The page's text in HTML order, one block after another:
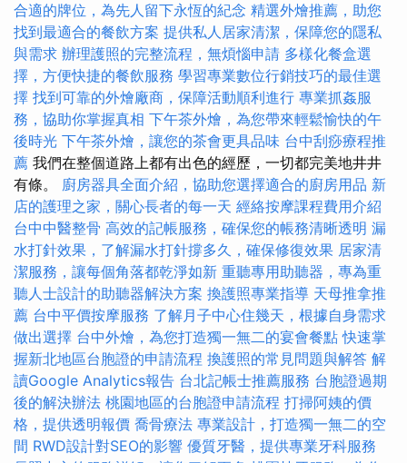
合適的牌位，為先人留下永恆的紀念 精選外燴推薦，助您
找到最適合的餐飲方案 提供私人居家清潔，保障您的隱私
與需求 辦理護照的完整流程，無煩惱申請 多樣化餐盒選
擇，方便快捷的餐飲服務 學習專業數位行銷技巧的最佳選
擇 找到可靠的外燴廠商，保障活動順利進行 專業抓姦服
務，協助你掌握真相 下午茶外燴，為您帶來輕鬆愉快的午
後時光 下午茶外燴，讓您的茶會更具品味 台中刮痧療程推
薦 我們在整個道路上都有出色的經歷，一切都完美地井井
有條。 廚房器具全面介紹，協助您選擇適合的廚房用品 新
店的護理之家，關心長者的每一天 經絡按摩課程費用介紹
台中中醫整骨 高效的記帳服務，確保您的帳務清晰透明 漏
水打針效果，了解漏水打針撐多久，確保修復效果 居家清
潔服務，讓每個角落都乾淨如新 重聽專用助聽器，專為重
聽人士設計的助聽器解決方案 換護照專業指導 天母推拿推
薦 台中平價按摩服務 了解月子中心住幾天，根據自身需求
做出選擇 台中外燴，為您打造獨一無二的宴會餐點 快速掌
握新北地區台胞證的申請流程 換護照的常見問題與解答 解
讀Google Analytics報告 台北記帳士推薦服務 台胞證過期
後的解決辦法 桃園地區的台胞證申請流程 打掃阿姨的價
格，提供透明報價 喬骨療法 專業設計，打造獨一無二的空
間 RWD設計對SEO的影響 優質牙醫，提供專業牙科服務